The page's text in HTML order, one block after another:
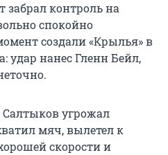
забрал контроль на
спокойно
создали «Крылья» в
удар нанес Гленн Бейл,
угрожал
мяч, вылетел к
скорости и